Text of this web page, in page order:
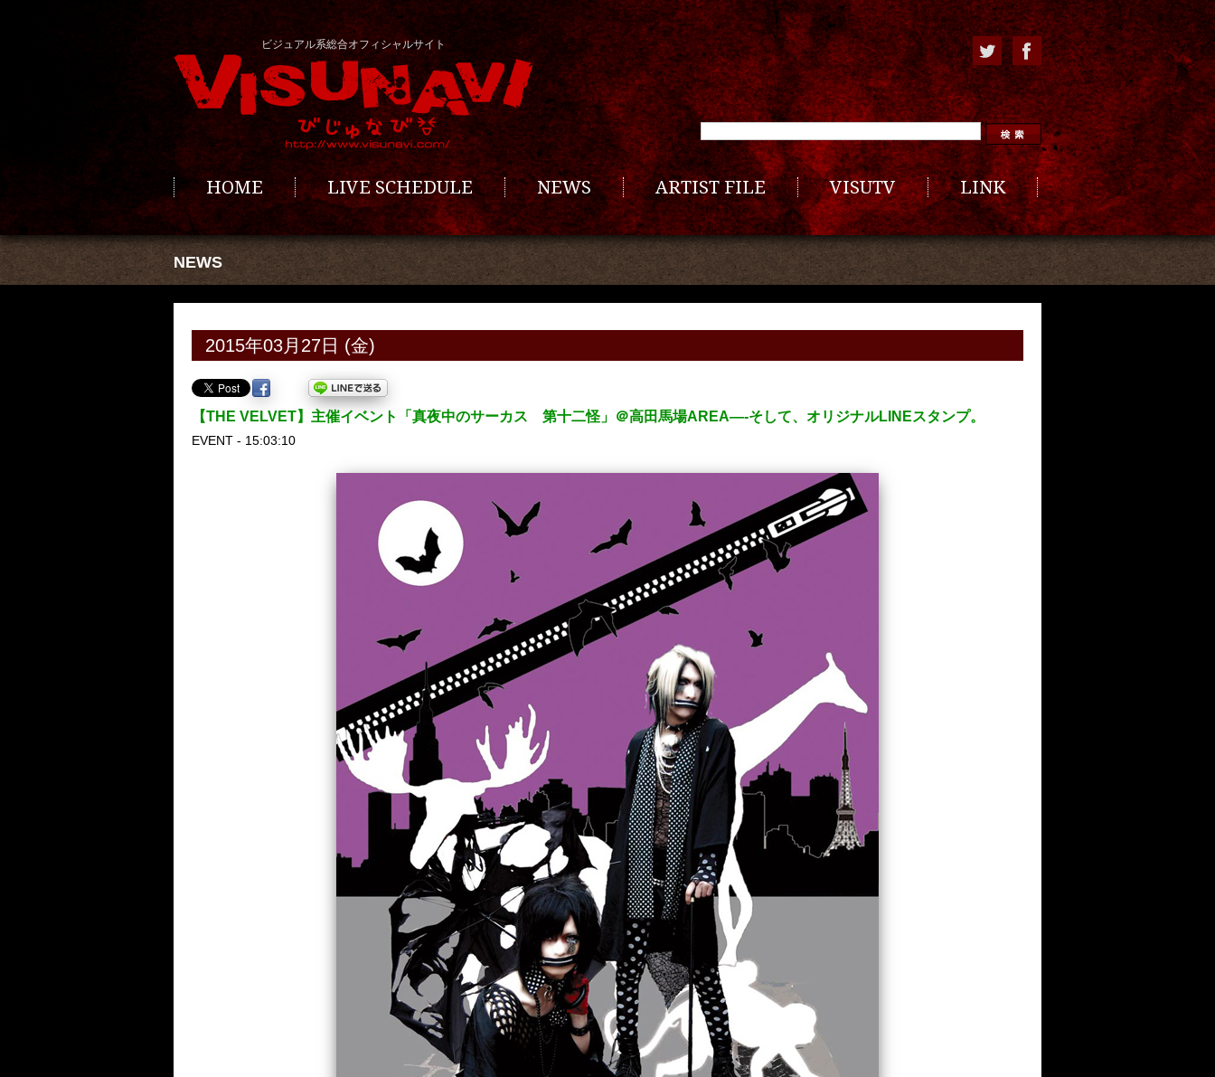
ビジュアル系総合オフィシャルサイト
HOME LIVE SCHEDULE NEWS ARTIST FILE VISUTV LINK
NEWS
2015年03月27日 (金)
【THE VELVET】主催イベント「真夜中のサーカス 第十二怪」＠高田馬場AREA—-そして、オリジナルLINEスタンプ。
EVENT - 15:03:10